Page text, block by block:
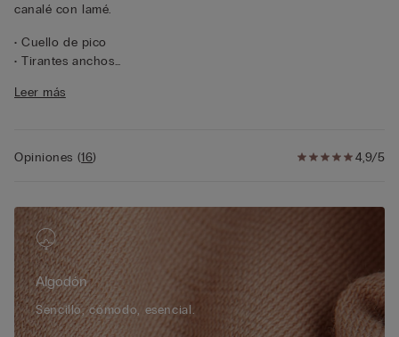
canalé con lamé.
• Cuello de pico
• Tirantes anchos
• La modelo mide 175 cm y lleva la talla S
Leer más
4,9/5
Opiniones (16)
Algodón
Sencillo, cómodo, esencial.